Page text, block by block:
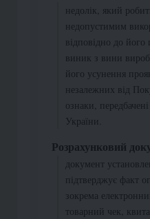
недолік, який
недопустимим
відповідно до його
виник з вини
його усунення
незалежних від
ознаки,
України.
Розрахунковий
документ
підтверджує факт
зокрема
товарний чек,